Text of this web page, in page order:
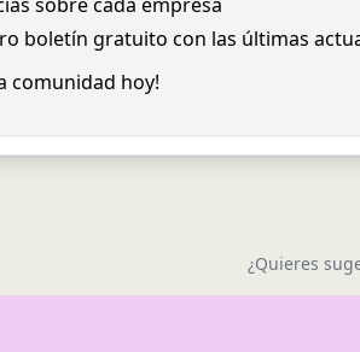
boletín gratuito con las últimas
comunidad hoy!
¿Quieres